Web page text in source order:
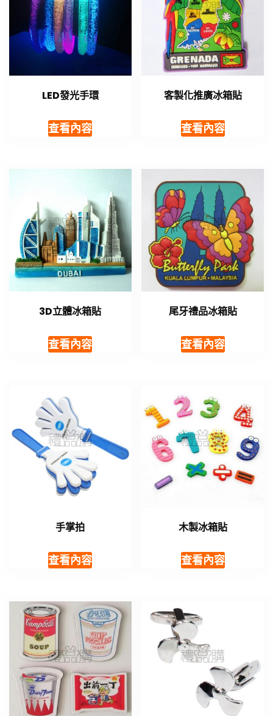
LED發光手環
查看內容
客製化推廣冰箱貼
查看內容
3D立體冰箱貼
查看內容
尾牙禮品冰箱貼
查看內容
手掌拍
查看內容
木製冰箱貼
查看內容